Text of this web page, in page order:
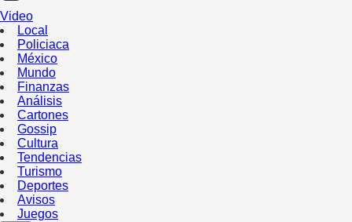
Video
Local
Policiaca
México
Mundo
Finanzas
Análisis
Cartones
Gossip
Cultura
Tendencias
Turismo
Deportes
Avisos
Juegos